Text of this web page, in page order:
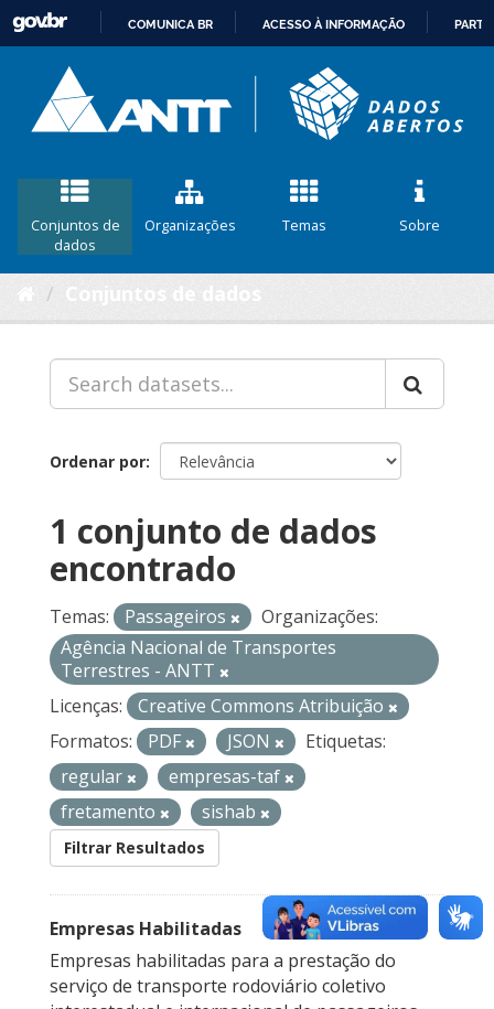
CONTEÚDO
COMUNICA BR ACESSO À INFORMAÇÃO
Conjuntos de
dados
Organizações Temas Sobre
Ordenar por
1 conjunto de dados
encontrado
Temas: Passageiros
Organizações:
Agência Nacional de Transportes
Terrestres - ANTT
Licenças:
Creative Commons Atribuição
Formatos:
PDF JSON
Etiquetas:
regular
empresas-taf
fretamento
sishab
Filtrar Resultados
Empresas Habilitadas
Empresas habilitadas para a prestação do
serviço de transporte rodoviário coletivo